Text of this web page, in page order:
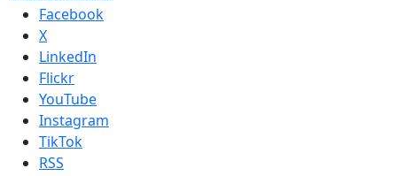
Facebook
X
LinkedIn
Flickr
YouTube
Instagram
TikTok
RSS